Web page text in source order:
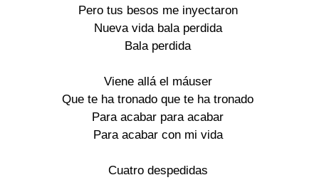
Pero tus besos me inyectaron
Nueva vida bala perdida
Bala perdida
Viene allá el máuser
Que te ha tronado que te ha tronado
Para acabar para acabar
Para acabar con mi vida
Cuatro despedidas